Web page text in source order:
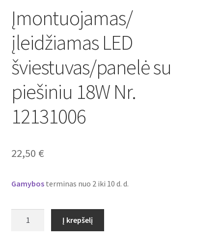
Kontaktai
Krepšelis
Parduotuvė
Paskyra
Plastikai
Plastiko rūšys
Įmontuojamas/
įleidžiamas LED
šviestuvas/panelė su
piešiniu 18W Nr.
12131006
22,50 €
Gamybosterminas nuo 2 iki 10 d. d.
Į krepšelį